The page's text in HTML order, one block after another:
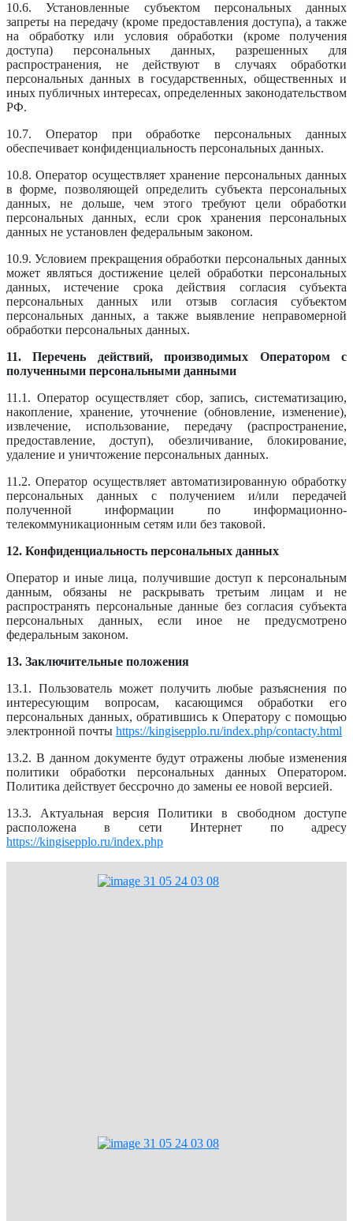
10.6. Установленные субъектом персональных данных
запреты на передачу (кроме предоставления доступа), а также
на обработку или условия обработки (кроме получения
доступа) персональных данных, разрешенных для
распространения, не действуют в случаях обработки
персональных данных в государственных, общественных и
иных публичных интересах, определенных законодательством
РФ.
10.7. Оператор при обработке персональных данных
обеспечивает конфиденциальность персональных данных.
10.8. Оператор осуществляет хранение персональных данных
в форме, позволяющей определить субъекта персональных
данных, не дольше, чем этого требуют цели обработки
персональных данных, если срок хранения персональных
данных не установлен федеральным законом.
10.9. Условием прекращения обработки персональных данных
может являться достижение целей обработки персональных
данных, истечение срока действия согласия субъекта
персональных данных или отзыв согласия субъектом
персональных данных, а также выявление неправомерной
обработки персональных данных.
11. Перечень действий, производимых Оператором с
полученными персональными данными
11.1. Оператор осуществляет сбор, запись, систематизацию,
накопление, хранение, уточнение (обновление, изменение),
извлечение, использование, передачу (распространение,
предоставление, доступ), обезличивание, блокирование,
удаление и уничтожение персональных данных.
11.2. Оператор осуществляет автоматизированную обработку
персональных данных с получением и/или передачей
полученной информации по информационно-
телекоммуникационным сетям или без таковой.
12. Конфиденциальность персональных данных
Оператор и иные лица, получившие доступ к персональным
данным, обязаны не раскрывать третьим лицам и не
распространять персональные данные без согласия субъекта
персональных данных, если иное не предусмотрено
федеральным законом.
13. Заключительные положения
13.1. Пользователь может получить любые разъяснения по
интересующим вопросам, касающимся обработки его
персональных данных, обратившись к Оператору с помощью
электронной почты https://kingisepplo.ru/index.php/contacty.html
13.2. В данном документе будут отражены любые изменения
политики обработки персональных данных Оператором.
Политика действует бессрочно до замены ее новой версией.
13.3. Актуальная версия Политики в свободном доступе
расположена в сети Интернет по адресу
https://kingisepplo.ru/index.php